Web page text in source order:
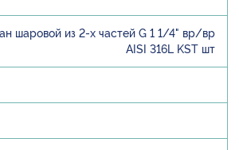
шаровой из 2-х частей G 1 1/4" вр/вр
AISI 316L KST шт